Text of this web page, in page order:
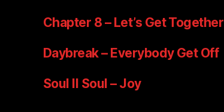
Chapter 8 – Let’s Get Together
Daybreak – Everybody Get Off
Soul II Soul – Joy